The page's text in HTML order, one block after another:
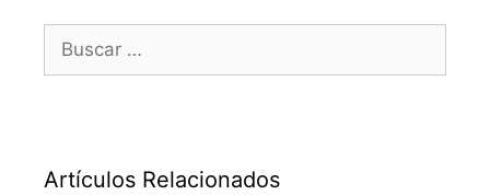
Buscar:
Artículos Relacionados